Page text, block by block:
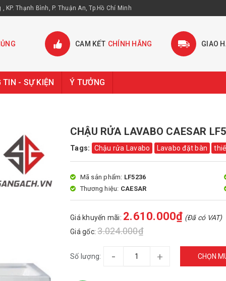
KP. Thạnh Bình, P. Thuận An, Tp.Hồ Chí Minh
CAM KẾT CHÍNH HÃNG GIAO
TIN - SỰ KIỆN Ý TƯỞNG
CHẬU RỬA LAVABO CAESAR
Tags: Chậu rửa Lavabo Lavabo đặt bàn
Mã sản phẩm: LF5236
Thương hiệu: CAESAR
Giá khuyến mãi: 2.610.000₫ (Đã có VAT)
Giá gốc:3.024.000₫
Số lượng: - + CHỌN